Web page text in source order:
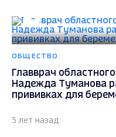
ОБЩЕСТВО
Главврач
Надежда Туманова
прививках для
5 лет назад